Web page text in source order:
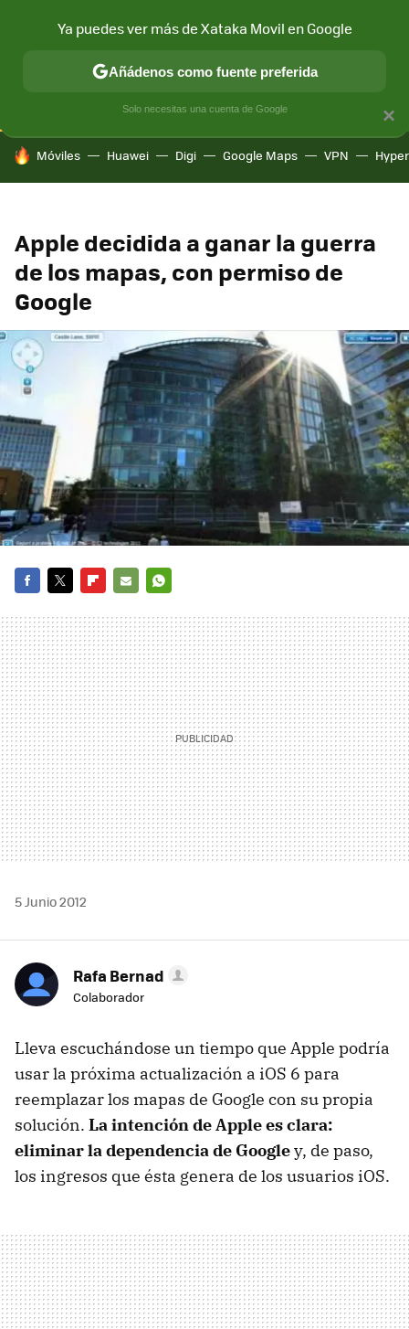
CONECTIVIDAD MÓVIL Y SOCIEDAD APLICACIONES
HOY SE HABLA DE
Móviles Huawei Digi Google Maps VPN
Apple decidida a ganar la guerra
de los mapas, con permiso de
Google
MAIL
5 Junio 2012
Rafa Bernad
Colaborador
Lleva escuchándose un tiempo que Apple podría
usar la próxima actualización a iOS 6 para
reemplazar los mapas de Google con su propia
solución. La intención de Apple es clara:
eliminar la dependencia de Googley, de paso,
los ingresos que ésta genera de los usuarios iOS.
×
Ya puedes ver más de Xataka Movil en Google
Añádenos como fuente preferida
Solo necesitas una cuenta de Google